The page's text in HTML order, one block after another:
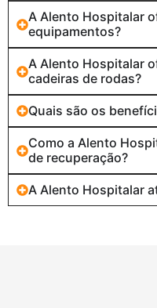
A Alento Hospitalar
equipamentos?
A Alento Hospitalar
cadeiras de rodas?
Quais são os
Como a Alento
de recuperação?
A Alento Hospitalar